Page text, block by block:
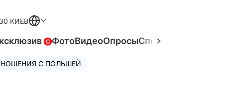
КИЕВ
ФотоВидеоОпросыСпецпроекты
С ПОЛЬШЕЙ